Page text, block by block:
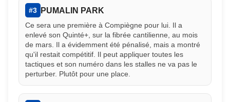
#3 PUMALIN PARK
Ce sera une première à Compiègne pour lui. Il a
enlevé son Quinté+, sur la fibrée cantilienne, au mois
de mars. Il a évidemment été pénalisé, mais a montré
qu'il restait compétitif. Il peut appliquer toutes les
tactiques et son numéro dans les stalles ne va pas le
perturber. Plutôt pour une place.